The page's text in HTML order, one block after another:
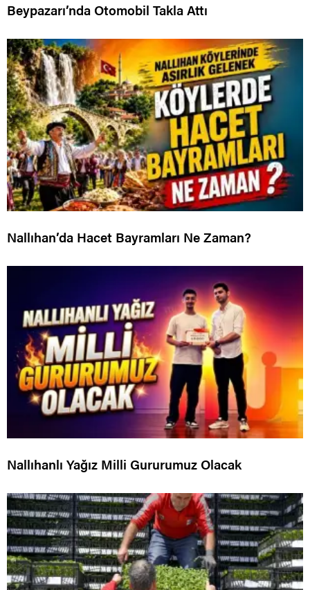
Beypazarı’nda Otomobil Takla Attı
Nallıhan’da Hacet Bayramları Ne Zaman?
Nallıhanlı Yağız Milli Gururumuz Olacak